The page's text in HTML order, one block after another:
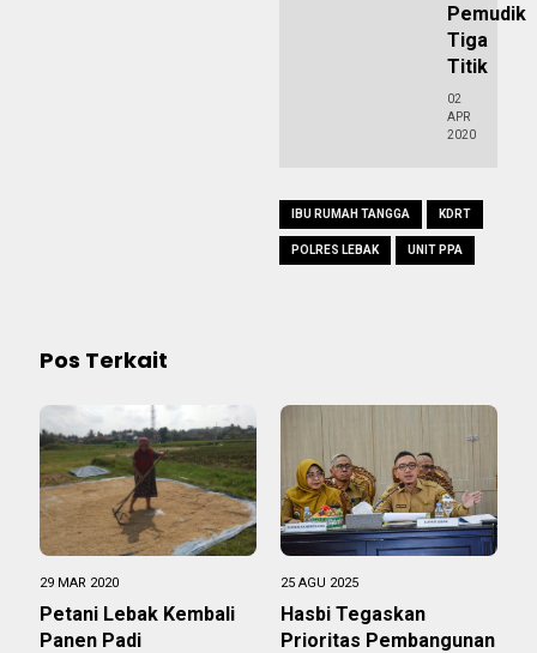
Pemudik
Tiga
Titik
02
APR
2020
IBU RUMAH TANGGA KDRT
POLRES LEBAK UNIT PPA
Pos Terkait
29 MAR 2020
Petani Lebak Kembali
Panen Padi
25 AGU 2025
Hasbi Tegaskan
Prioritas Pembangunan